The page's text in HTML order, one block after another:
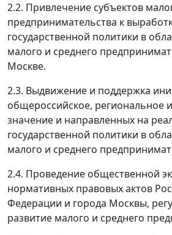
2.2. Привлечение субъектов
предпринимательства к
государственной политики в
малого и среднего
Москве.
2.3. Выдвижение и поддержка
общероссийское, региональное
значение и направленных на
государственной политики в
малого и среднего
2.4. Проведение общественной
нормативных правовых актов
Федерации и города Москвы,
развитие малого и среднего